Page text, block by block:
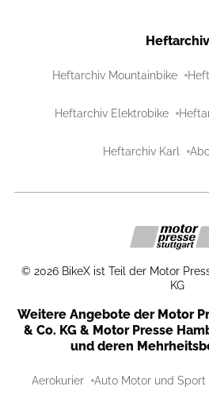
Heftarchiv
Heftarchiv Mountainbike
Heftarchiv Elektrobike
Heftarchiv Karl
© 2026 BikeX ist Teil der Motor
KG
Weitere Angebote der Motor
& Co. KG & Motor Presse
und deren
Aerokurier Auto Motor und Sport